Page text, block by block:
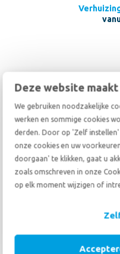
Deze website
We gebruiken noodzakelijke
werken en sommige cookies
derden. Door op 'Zelf
onze cookies en uw
doorgaan' te klikken, gaat u
zoals omschreven in onze
op elk moment wijzigen of
10 10
I was very impressed by the
their Malaysian partner.
avail your